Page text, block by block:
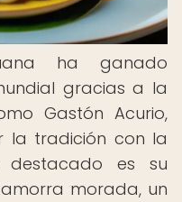
ha ganado
gracias a la
Gastón Acurio,
la tradición con la
destacado es su
morada, un